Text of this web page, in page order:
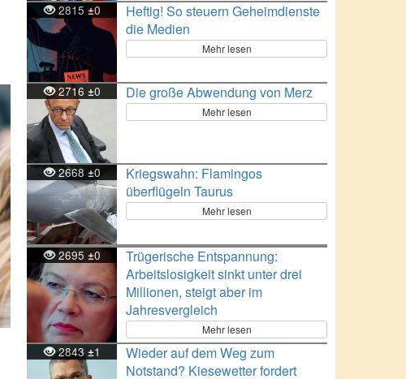
2815±0
Heftig! So steuern Geheimdienste
die Medien
Mehr lesen
2716 ±0 Die große Abwendung von Merz
Mehr lesen
2668 ±0
Kriegswahn: Flamingos
überflügeln Taurus
Mehr lesen
2695 ±0
Trügerische Entspannung:
Arbeitslosigkeit sinkt unter drei
Millionen, steigt aber im
Jahresvergleich
Mehr lesen
2843 ±1
Wieder auf dem Weg zum
Notstand? Kiesewetter fordert